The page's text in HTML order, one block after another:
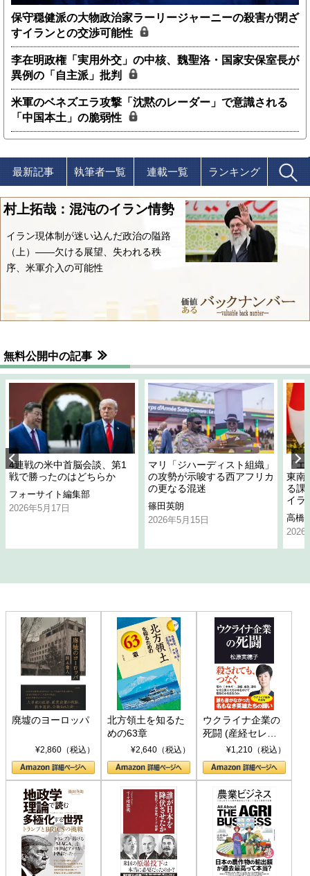
保守穏健派の大物政治家ラーリージャーニーの殺害が閉ざ
すイランとの交渉可能性
李在明政権「実用外交」の中核、魏聖洛・国家安保室長が
異例の「自主派」批判
米軍のベネズエラ攻撃「沈黙のレーダー」で意識される
「中国本土」の脆弱性
最新記事 執筆者一覧 連載一覧 ランキング
村上拓哉：混沌のイラン情勢
イラン現体制が迷い込んだ政治の隘路
（上）――欠ける展望、失われる秩
序、米軍介入の可能性
無料公開中の記事
4連戦の米中首脳会談、第1
戦で勝ったのはどちらか
フォーサイト編集部
2026年5月17日
マリ「ジハーディスト組織」
の攻勢が示唆する西アフリカ
の更なる混迷
篠田英朗
2026年5月15日
「
東南
る課
イラ
高橋
2026
廃墟のヨーロッパ
¥2,860（税込）
北方領土を知るた
めの63章
¥2,640（税込）
ウクライナ企業の
死闘 (産経セレク
ト S 039)¥1,210（税込）